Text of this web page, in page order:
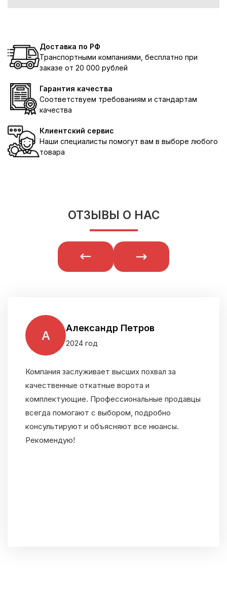
Доставка по РФ
Транспортными компаниями, бесплатно при
заказе от 20 000 рублей
Гарантия качества
Соответствуем требованиям и стандартам
качества
Клиентский сервис
Наши специалисты помогут вам в выборе любого
товара
ОТЗЫВЫ О НАС
А
Александр Петров
2024 год
Компания заслуживает высших похвал за
качественные откатные ворота и
комплектующие. Профессиональные продавцы
всегда помогают с выбором, подробно
консультируют и объясняют все нюансы.
Рекомендую!